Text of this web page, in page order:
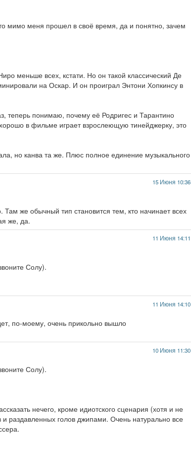
мимо меня прошел в своё время, да и понятно, зачем
меньше всех, кстати. Но он такой классический Де
на Оскар. И он проиграл Энтони Хопкинсу в
теперь понимаю, почему её Родригес и Тарантино
в фильме играет взрослеющую тинейджерку, это
но канва та же. Плюс полное единение музыкального
15 Июня 10:36
же обычный тип становится тем, кто начинает всех
же, да.
11 Июня 14:11
Солу).
11 Июня 14:10
по-моему, очень прикольно вышло
10 Июня 11:30
Солу).
нечего, кроме идиотского сценария (хотя и не
раздавленных голов джипами. Очень натурально все